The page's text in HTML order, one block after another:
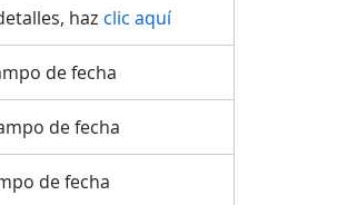
haz clic aquí
de fecha
de fecha
de fecha